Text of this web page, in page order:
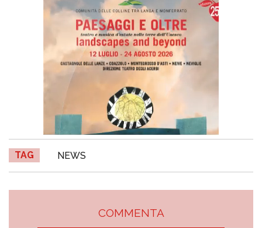
TAG NEWS
COMMENTA